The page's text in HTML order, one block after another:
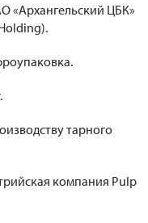
«Архангельский ЦБК»
тарного
компания Pulp